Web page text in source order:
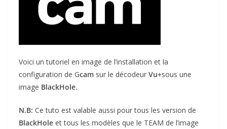
Voici un tutoriel en image de l’installation et la
configuration de Gcam sur le décodeur Vu+sous une
image BlackHole.
N.B: Ce tuto est valable aussi pour tous les version de
BlackHole et tous les modèles que le TEAM de l’image